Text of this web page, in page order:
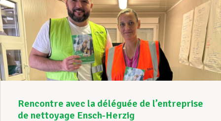
Rencontre avec la déléguée de l’entreprise
de nettoyage Ensch-Herzig